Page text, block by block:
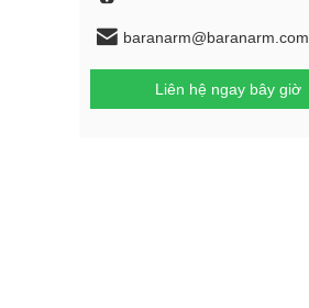
baranarm@baranarm.com
Liên hệ ngay bây giờ